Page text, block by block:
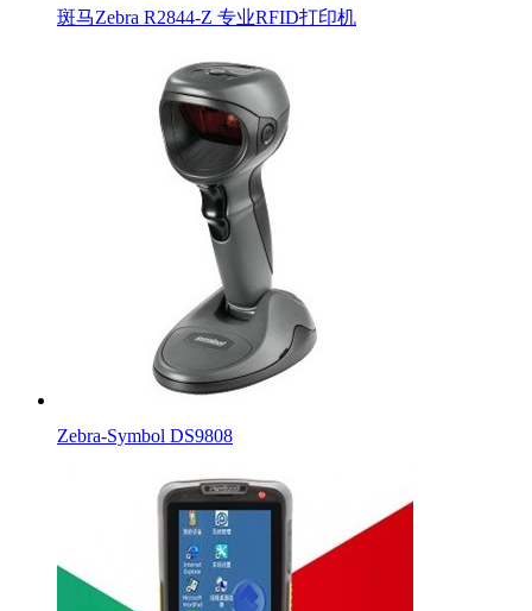
斑马Zebra R2844-Z 专业RFID打印机
Zebra-Symbol DS9808